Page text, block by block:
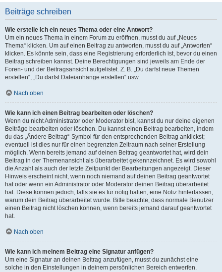
Beiträge schreiben
Wie erstelle ich ein neues Thema oder eine Antwort?
Um ein neues Thema in einem Forum zu eröffnen, musst du auf „Neues
Thema“ klicken. Um auf einen Beitrag zu antworten, musst du auf „Antworten“
klicken. Es könnte sein, dass eine Registrierung erforderlich ist, bevor du einen
Beitrag schreiben kannst. Deine Berechtigungen sind jeweils am Ende der
Foren- und der Beitragsansicht aufgelistet. Z. B. „Du darfst neue Themen
erstellen“, „Du darfst Dateianhänge erstellen“ usw.
Nach oben
Wie kann ich einen Beitrag bearbeiten oder löschen?
Wenn du nicht Administrator oder Moderator bist, kannst du nur deine eigenen
Beiträge bearbeiten oder löschen. Du kannst einen Beitrag bearbeiten, indem
du das „Ändere Beitrag“-Symbol für den entsprechenden Beitrag anklickst;
eventuell ist dies nur für einen begrenzten Zeitraum nach seiner Erstellung
möglich. Wenn bereits jemand auf deinen Beitrag geantwortet hat, wird dein
Beitrag in der Themenansicht als überarbeitet gekennzeichnet. Es wird sowohl
die Anzahl als auch der letzte Zeitpunkt der Bearbeitungen angezeigt. Dieser
Hinweis erscheint nicht, wenn noch niemand auf deinen Beitrag geantwortet
hat oder wenn ein Administrator oder Moderator deinen Beitrag überarbeitet
hat. Diese können jedoch, falls sie es für nötig halten, eine Notiz hinterlassen,
warum dein Beitrag überarbeitet wurde. Bitte beachte, dass normale Benutzer
einen Beitrag nicht löschen können, wenn bereits jemand darauf geantwortet
hat.
Nach oben
Wie kann ich meinem Beitrag eine Signatur anfügen?
Um eine Signatur an deinen Beitrag anzufügen, musst du zunächst eine
solche in den Einstellungen in deinem persönlichen Bereich entwerfen.